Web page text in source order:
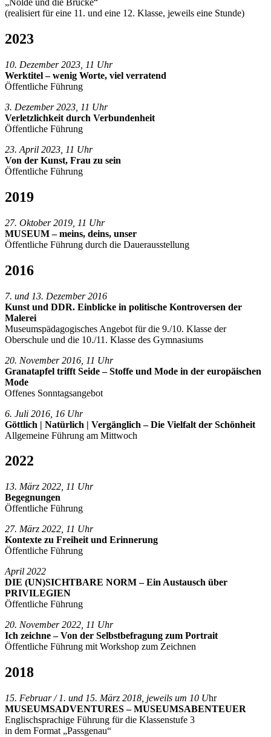
„Nolde und die Brücke“
(realisiert für eine 11. und eine 12. Klasse, jeweils eine Stunde)
2023
10. Dezember 2023, 11 Uhr
Werktitel – wenig Worte, viel verratend
Öffentliche Führung
3. Dezember 2023, 11 Uhr
Verletzlichkeit durch Verbundenheit
Öffentliche Führung
23. April 2023, 11 Uhr
Von der Kunst, Frau zu sein
Öffentliche Führung
2019
27. Oktober 2019, 11 Uhr
MUSEUM – meins, deins, unser
Öffentliche Führung durch die Dauerausstellung
2016
7. und 13. Dezember 2016
Kunst und DDR. Einblicke in politische Kontroversen der
Malerei
Museumspädagogisches Angebot für die 9./10. Klasse der
Oberschule und die 10./11. Klasse des Gymnasiums
20. November 2016, 11 Uhr
Granatapfel trifft Seide – Stoffe und Mode in der europäischen
Mode
Offenes Sonntagsangebot
6. Juli 2016, 16 Uhr
Göttlich | Natürlich | Vergänglich – Die Vielfalt der Schönheit
Allgemeine Führung am Mittwoch
2022
13. März 2022, 11 Uhr
Begegnungen
Öffentliche Führung
27. März 2022, 11 Uhr
Kontexte zu Freiheit und Erinnerung
Öffentliche Führung
April 2022
DIE (UN)SICHTBARE NORM – Ein Austausch über
PRIVILEGIEN
Öffentliche Führung
20. November 2022, 11 Uhr
Ich zeichne – Von der Selbstbefragung zum Portrait
Öffentliche Führung mit Workshop zum Zeichnen
2018
15. Februar / 1. und 15. März 2018, jeweils um 10 Uhr
MUSEUMSADVENTURES – MUSEUMSABENTEUER
Englischsprachige Führung für die Klassenstufe 3
in dem Format „Passgenau“